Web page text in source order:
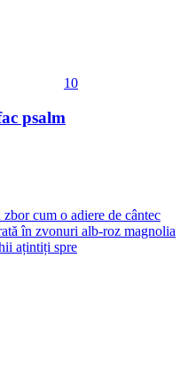
10
psalm
cum o adiere de cântec
în zvonuri alb-roz magnolia
ațintiți spre